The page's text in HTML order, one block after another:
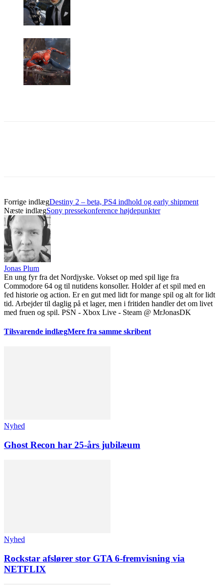
Forrige indlægDestiny 2 – beta, PS4 indhold og early shipment
Næste indlægSony pressekonference højdepunkter
Jonas Plum
En ung fyr fra det Nordjyske. Vokset op med spil lige fra
Commodore 64 og til nutidens konsoller. Holder af et spil med en
fed historie og action. Er en gut med lidt for mange spil og alt for lidt
tid. Arbejder til daglig på et lager, men i fritiden handler det om livet
med fruen og spil. PSN - Xbox Live - Steam @ MrJonasDK
Tilsvarende indlægMere fra samme skribent
Nyhed
Ghost Recon har 25-års jubilæum
Nyhed
Rockstar afslører stor GTA 6-fremvisning via
NETFLIX